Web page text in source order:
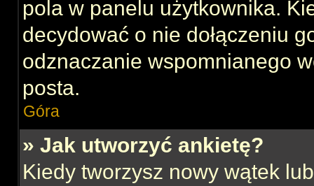
pola w panelu użytkownika.
decydować o nie dołączeniu
odznaczanie wspomnianego
posta.
Góra
» Jak utworzyć ankietę?
Kiedy tworzysz nowy wątek